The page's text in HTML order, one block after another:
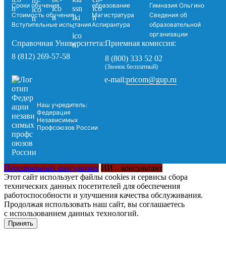
Сроки обучения
Стоимость обучения
Вступительные испытания
образование
Магистратура
Аспирантура
Гимназия Ольгино
Сведения об
образовательной
организации
Справочная Университета:
8 (812) 269-57-58
Приемная комиссия:
8 (800) 333 52 02
(Звонок бесплатный)
Наш учредитель:
Федерация
Независимых
Профсоюзов России
e-mail:pricom@gup.ru
Персональный консультант ИИ – консультант
Этот сайт использует файлы cookies и сервисы сбора
технических данных посетителей для обеспечения
работоспособности и улучшения качества обслуживания.
Продолжая использовать наш сайт, вы соглашаетесь
с использованием данных технологий.
Принять